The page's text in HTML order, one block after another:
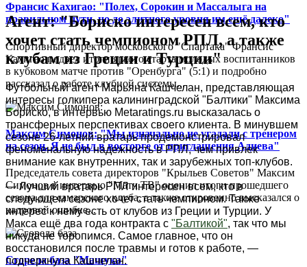
Франсис Кахигао: "Полех, Сорокин и Массалыга на
правильном пути, но до элитного уровня им ещё далеко"
Спортивный директор московского "Спартака" Франсис
Кахигао подвел итоги яркого старта молодых воспитанников
в кубковом матче против "Оренбурга" (5:1) и подробно
рассказал о работе клубной системы...
Максим Симонов: "Мы изначально не угадали с тренером
на сезон. Я не был в восторге от приглашения Адиева"
Председатель совета директоров "Крыльев Советов" Максим
Симонов в интервью "Матч ТВ" оценил итоги прошедшего
сезона для самарского клуба, а также откровенно высказался о
кадровой ошибке...
Сгорела база "Машука"
Агент: "Бориско интересен всем, кто
хочет стать чемпионом РПЛ, а также
клубам из Греции и Турции"
Футбольный агент Марьяна Кашчелан, представляющая
интересы голкипера калининградской "Балтики" Максима
Бориско, в интервью Metaratings.ru высказалась о
трансферных перспективах своего клиента. В минувшем
сезоне 26-летний вратарь продемонстрировал
феноменальную надежность в РПЛ, чем привлек
внимание как внутренних, так и зарубежных топ-клубов.
— Лучший вратарь РПЛ интересен всем, кто в
следующем сезоне хочет стать чемпионом. Также
интерес к нему есть от клубов из Греции и Турции. У
Макса ещё два года контракта с "Балтикой", так что мы
никуда не торопимся. Самое главное, что он
восстановился после травмы и готов к работе, —
подчеркнула Кашчелан.